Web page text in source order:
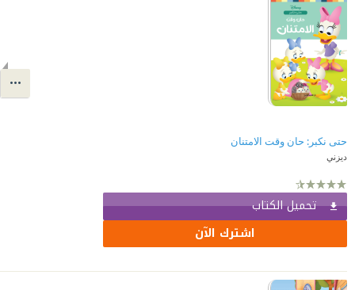
حتى نكبر: حان وقت الامتنان
ديزني
تحميل الكتاب
اشترك الآن